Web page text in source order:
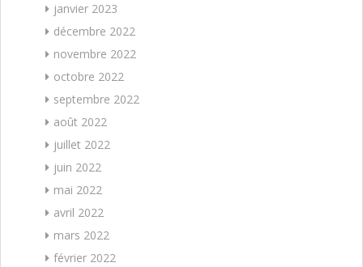
janvier 2023
décembre 2022
novembre 2022
octobre 2022
septembre 2022
août 2022
juillet 2022
juin 2022
mai 2022
avril 2022
mars 2022
février 2022